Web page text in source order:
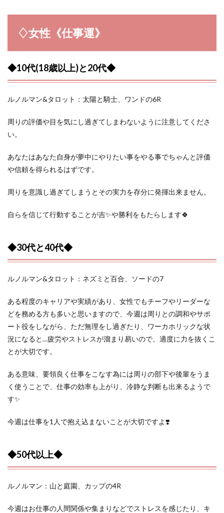
♢女性《仕事運》
◆10代(18歳以上)と20代◆
ルノルマン&タロット：太陽と騎士、ワンドの6R
周りの評価や目を気にし過ぎてしまわないように注意してくださ
い。
あなたはあなた自身が夢中にやりたい事をやる事でちゃんと評価
や信頼を得られるはずです。
周りを意識し過ぎてしまうとその実力を存分に発揮出来ません。
自らを信じて行動することが吉✨や勝利をもたらします🍀
◆30代と40代◆
ルノルマン&タロット：ネズミと百合、ソードの7
ある程度のキャリアや実績があり、女性でもチーフやリーダーな
どを務める方も多いと思いますので、今週は周りとの調和やサポ
ート役をしながら、ただ無理をし過ぎたり、ワーカホリックな状
況になると…疲労やストレスが溜まり易いので、適度に力を抜くこ
とが大切です。
ある意味、要領良く仕事をこなす為には周りの部下や後輩をうま
く使うことで、仕事の効率も上がり、冷静な判断も出来るようで
す✨
今週は仕事を1人で抱え込まないことが大切ですよ❣️
◆50代以上◆
ルノルマン：山と庭園、カップの4R
今週はお仕事の人間関係や集まりなどでストレスを感じたり、キ